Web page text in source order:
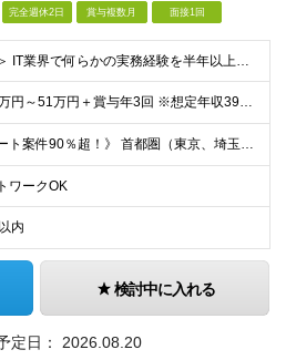
完全週休2日 賞与複数月 面接1回
＜必須＞ IT業界で何らかの実務経験を半年以上お持ちの方（使用言語不問） ＜こんなご希望があれば、ぜひ当社にご相談ください＞ ◎ スキルや成果にしっかり見合った給与を受け取りたい ◎ 残業を
月給31万円～51万円＋賞与年3回 ※想定年収394万円～1,032万円 ★年間300万円の賞与実績あり ★平均昇給額3万円 ★エンジニアへの還元率75％（実質78.9%） ※経験・能力を考慮し
《リモート案件90％超！》 首都圏（東京、埼玉、千葉、神奈川）、大阪、名古屋、福岡のプロジェクト先やリモートでの勤務となります。 ※面接から入社まで全てオンラインで完結できます！ ※帰社日自
ワークOK
内
検討中に入れる
定日： 2026.08.20